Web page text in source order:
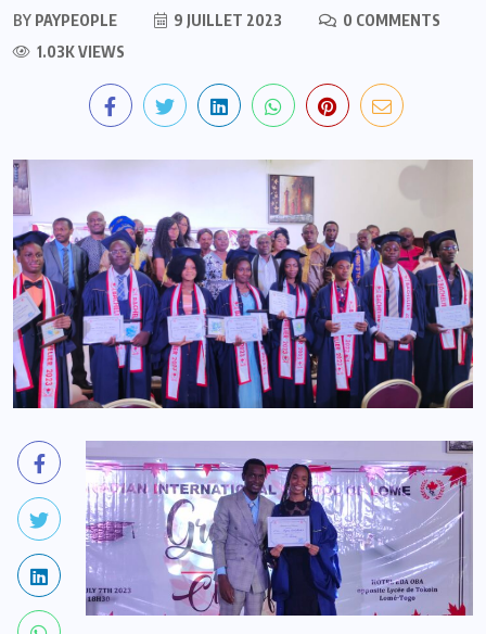
BY PAYPEOPLE 9 JUILLET 2023
0 COMMENTS
1.03K VIEWS